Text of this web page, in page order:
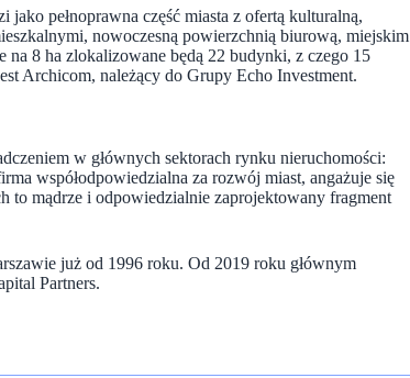
pełnoprawna część miasta z ofertą kulturalną,
nowoczesną powierzchnią biurową, miejskim
8 ha zlokalizowane będą 22 budynki, z czego 15
Archicom, należący do Grupy Echo Investment.
w głównych sektorach rynku nieruchomości:
współodpowiedzialna za rozwój miast, angażuje się
to mądrze i odpowiedzialnie zaprojektowany fragment
już od 1996 roku. Od 2019 roku głównym
Partners.